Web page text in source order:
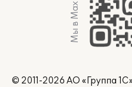
Мы в Max
© 2011-2026 АО «Группа